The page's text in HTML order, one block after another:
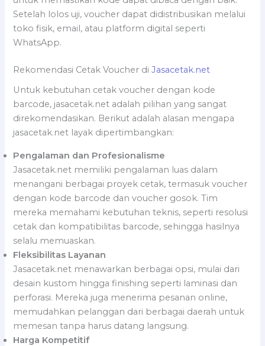
Setelah lolos uji, voucher dapat didistribusikan melalui
toko fisik, email, atau platform digital seperti
WhatsApp.
Rekomendasi Cetak Voucher diJasacetak.net
Untuk kebutuhan cetak voucher dengan kode
barcode, jasacetak.net adalah pilihan yang sangat
direkomendasikan. Berikut adalah alasan mengapa
jasacetak.net layak dipertimbangkan:
Pengalaman dan Profesionalisme
Jasacetak.net memiliki pengalaman luas dalam
menangani berbagai proyek cetak, termasuk voucher
dengan kode barcode dan voucher gosok. Tim
mereka memahami kebutuhan teknis, seperti resolusi
cetak dan kompatibilitas barcode, sehingga hasilnya
selalu memuaskan.
Fleksibilitas Layanan
Jasacetak.net menawarkan berbagai opsi, mulai dari
desain kustom hingga finishing seperti laminasi dan
perforasi. Mereka juga menerima pesanan online,
memudahkan pelanggan dari berbagai daerah untuk
memesan tanpa harus datang langsung.
Harga Kompetitif